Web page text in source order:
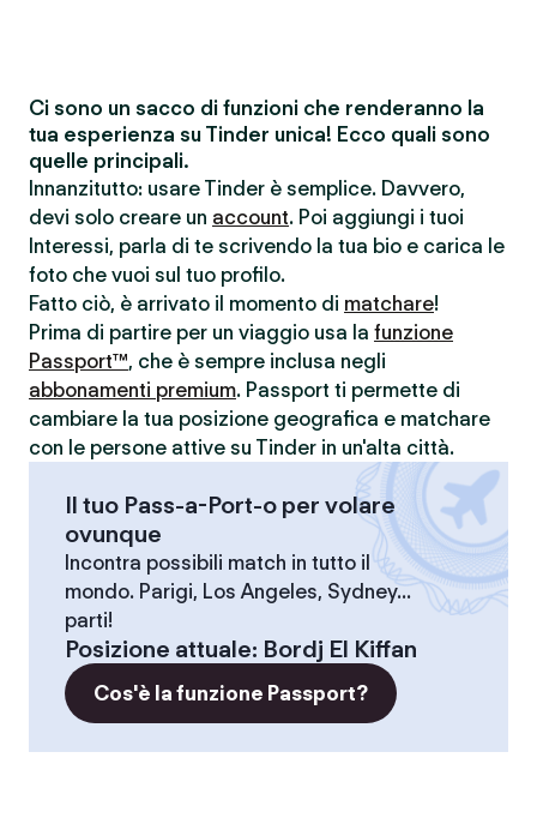
Ci sono un sacco di funzioni che renderanno la
tua esperienza su Tinder unica! Ecco quali sono
quelle principali.
Innanzitutto: usare Tinder è semplice. Davvero,
devi solo creare un account. Poi aggiungi i tuoi
Interessi, parla di te scrivendo la tua bio e carica le
foto che vuoi sul tuo profilo.
Fatto ciò, è arrivato il momento di matchare!
Prima di partire per un viaggio usa la funzione
Passport™, che è sempre inclusa negli
abbonamenti premium. Passport ti permette di
cambiare la tua posizione geografica e matchare
con le persone attive su Tinder in un'alta città.
Il tuo Pass-a-Port-o per volare
ovunque
Incontra possibili match in tutto il
mondo. Parigi, Los Angeles, Sydney...
parti!
Posizione attuale: Bordj El Kiffan
Cos'è la funzione Passport?